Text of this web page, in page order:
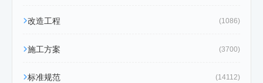
改造工程 (1086)
施工方案 (3700)
标准规范 (14112)